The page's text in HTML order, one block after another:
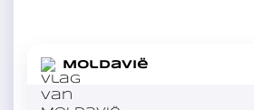
Moldavië
in